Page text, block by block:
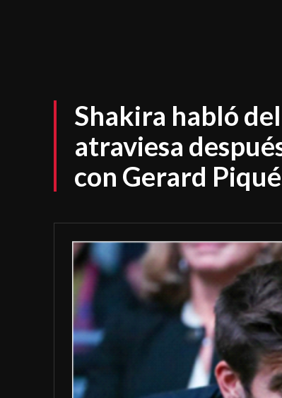
Shakira habló
atraviesa
con Gerard